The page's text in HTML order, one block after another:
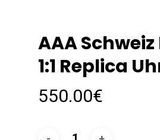
AAA Schweiz
1:1 Replica
550.00€